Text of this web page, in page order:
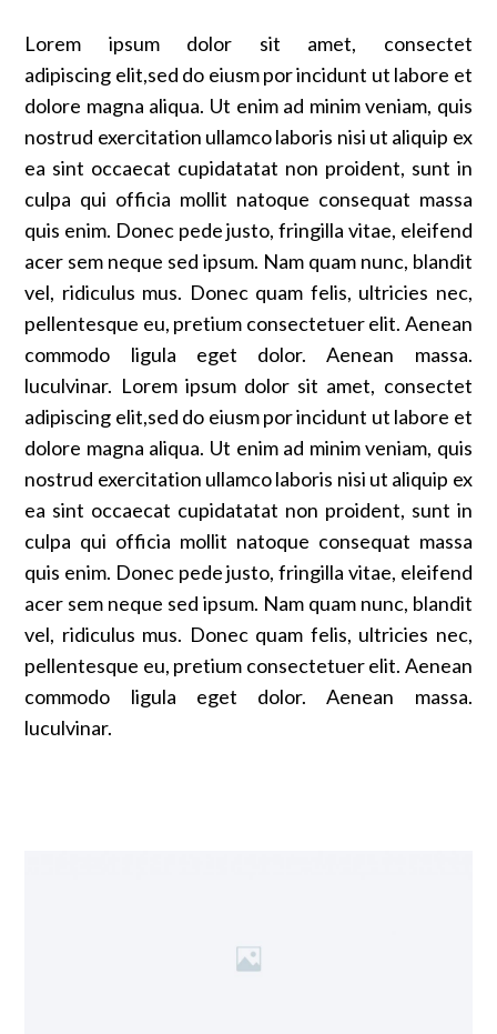
Lorem ipsum dolor sit amet, consectet
adipiscing elit,sed do eiusm por incidunt ut labore et
dolore magna aliqua. Ut enim ad minim veniam, quis
nostrud exercitation ullamco laboris nisi ut aliquip ex
ea sint occaecat cupidatatat non proident, sunt in
culpa qui officia mollit natoque consequat massa
quis enim. Donec pede justo, fringilla vitae, eleifend
acer sem neque sed ipsum. Nam quam nunc, blandit
vel, ridiculus mus. Donec quam felis, ultricies nec,
pellentesque eu, pretium consectetuer elit. Aenean
commodo ligula eget dolor. Aenean massa.
luculvinar. Lorem ipsum dolor sit amet, consectet
adipiscing elit,sed do eiusm por incidunt ut labore et
dolore magna aliqua. Ut enim ad minim veniam, quis
nostrud exercitation ullamco laboris nisi ut aliquip ex
ea sint occaecat cupidatatat non proident, sunt in
culpa qui officia mollit natoque consequat massa
quis enim. Donec pede justo, fringilla vitae, eleifend
acer sem neque sed ipsum. Nam quam nunc, blandit
vel, ridiculus mus. Donec quam felis, ultricies nec,
pellentesque eu, pretium consectetuer elit. Aenean
commodo ligula eget dolor. Aenean massa.
luculvinar.